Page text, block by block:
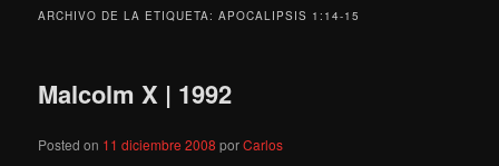
ARCHIVO DE LA ETIQUETA:APOCALIPSIS 1:14-15
Malcolm X | 1992
Posted on 11 diciembre 2008 porCarlos